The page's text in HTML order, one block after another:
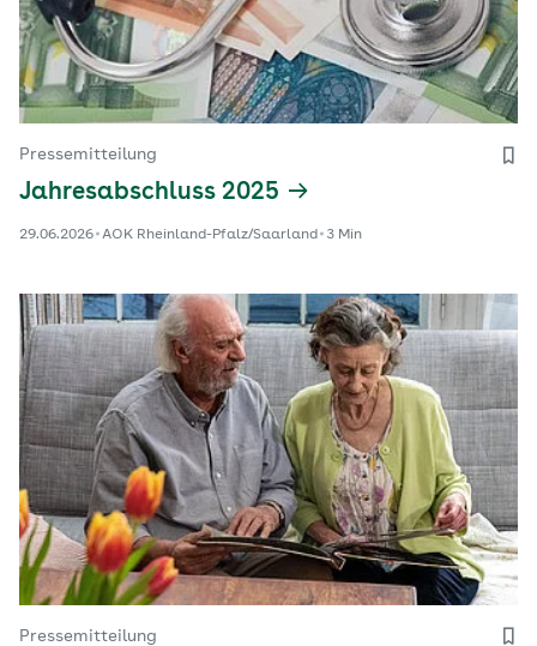
Pressemitteilung
Jahresabschluss 2025
29.06.2026 AOK Rheinland-Pfalz/Saarland 3 Min
Pressemitteilung